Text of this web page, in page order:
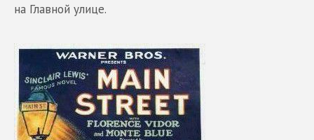
на Главной улице.